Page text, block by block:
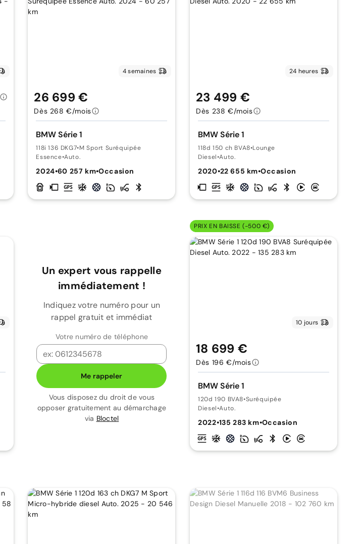
4 semaines
BMW Série 1
118i 136 DKG7•M Sport Suréquipée
Essence•Auto.
2024•60 257 km•Occasion
26 699 €
Dès 268 €/mois
24 heures
BMW Série 1
118d 150 ch BVA8•Lounge
Diesel•Auto.
2020•22 655 km•Occasion
23 499 €
Dès 238 €/mois
Un expert vous rappelle
immédiatement !
Indiquez votre numéro pour un
rappel gratuit et immédiat
Votre numéro de téléphone
Me rappeler
Vous disposez du droit de vous
opposer gratuitement au démarchage
via Bloctel
PRIX EN BAISSE (-500 €)
10 jours
BMW Série 1
120d 190 BVA8•Suréquipée
Diesel•Auto.
2022•135 283 km•Occasion
18 699 €
Dès 196 €/mois